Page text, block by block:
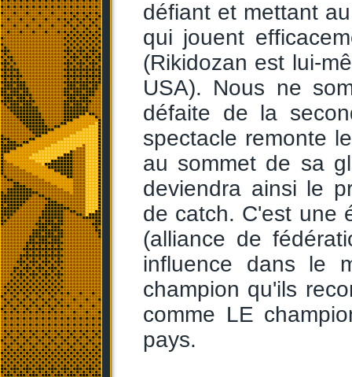
défiant et mettant
qui jouent
(Rikidozan est lui-
USA). Nous ne
défaite de la
spectacle remonte
au sommet de sa
deviendra ainsi le
de catch. C'est une
(alliance de
influence dans le
champion qu'ils
comme LE
pays.